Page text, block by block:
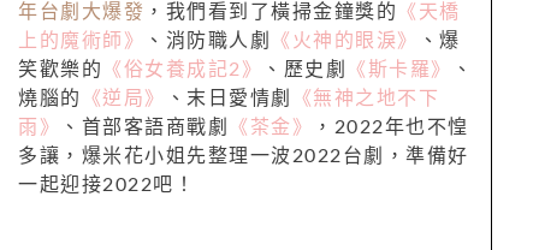
年台劇大爆發 ，我們看到了橫掃金鐘獎的
《天橋
上的魔術師》
、消防職人劇 《火神的眼淚》
、爆
笑歡樂的
《俗女養成記2》 、歷史劇 《斯卡羅》
、
燒腦的
《逆局》 、末日愛情劇
《無神之地不下
雨》
、首部客語商戰劇 《茶金》
，2022年也不惶
多讓，爆米花小姐先整理一波2022台劇，準備好
一起迎接2022吧！